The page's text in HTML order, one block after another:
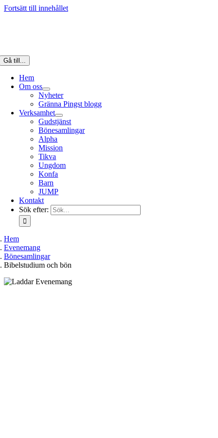
Fortsätt till innehållet
Gå till...
Hem
Om oss
Nyheter
Gränna Pingst blogg
Verksamhet
Gudstjänst
Bönesamlingar
Alpha
Mission
Tikva
Ungdom
Konfa
Barn
JUMP
Kontakt
Sök efter:
Hem
Evenemang
Bönesamlingar
Bibelstudium och bön